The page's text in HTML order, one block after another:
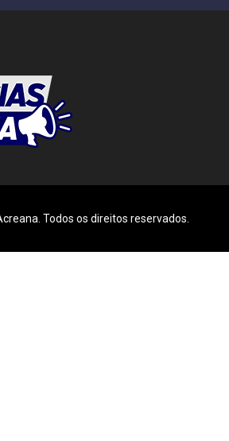
Todos os direitos reservados.